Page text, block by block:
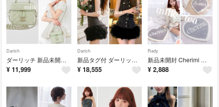
Darich
ダーリッチ 新品未開封 ミント シルバーパーツ キルティングスクエアミニバッグ
¥ 11,999
Darich
新品タグ付 ダーリッチ サマーツイードボリュームチュールミニワンピース FL
¥ 18,555
Rady
新品未開封 Cherimi シェリミー ハートラグマット ノベルティ Rady
¥ 2,888